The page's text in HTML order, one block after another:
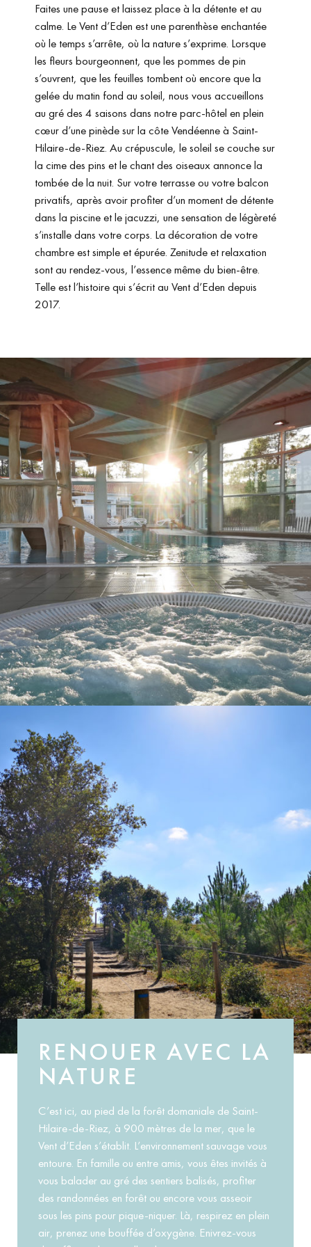
Faites une pause et laissez place à la détente et au
calme. Le Vent d’Eden est une parenthèse enchantée
où le temps s’arrête, où la nature s’exprime. Lorsque
les fleurs bourgeonnent, que les pommes de pin
s’ouvrent, que les feuilles tombent où encore que la
gelée du matin fond au soleil, nous vous accueillons
au gré des 4 saisons dans notre parc-hôtel en plein
cœur d’une pinède sur la côte Vendéenne à Saint-
Hilaire-de-Riez. Au crépuscule, le soleil se couche sur
la cime des pins et le chant des oiseaux annonce la
tombée de la nuit. Sur votre terrasse ou votre balcon
privatifs, après avoir profiter d’un moment de détente
dans la piscine et le jacuzzi, une sensation de légèreté
s’installe dans votre corps. La décoration de votre
chambre est simple et épurée. Zenitude et relaxation
sont au rendez-vous, l’essence même du bien-être.
Telle est l’histoire qui s’écrit au Vent d’Eden depuis
2017.
RENOUER AVEC LA
NATURE
C’est ici, au pied de la forêt domaniale de Saint-
Hilaire-de-Riez, à 900 mètres de la mer, que le
Vent d’Eden s’établit. L’environnement sauvage vous
entoure. En famille ou entre amis, vous êtes invités à
vous balader au gré des sentiers balisés, profiter
des randonnées en forêt ou encore vous asseoir
sous les pins pour pique-niquer. Là, respirez en plein
air, prenez une bouffée d’oxygène. Enivrez-vous